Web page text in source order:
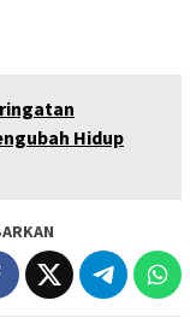
Hidup